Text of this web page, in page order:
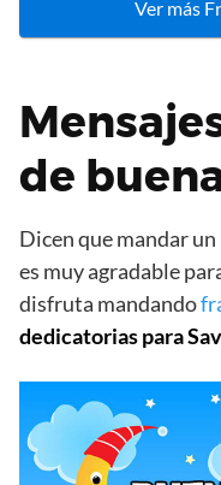
Ver más
de
Dicen que mandar
es muy agradable
disfruta mandando
dedicatorias para